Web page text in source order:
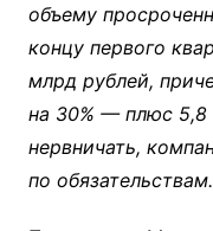
объему
концу первого
млрд рублей,
на 30% — плюс 5,8
нервничать,
по обязательствам.